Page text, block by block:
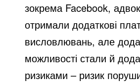
зокрема Facebook,
отримали додаткові
висловлювань, але
можливості стали й
ризиками – ризик